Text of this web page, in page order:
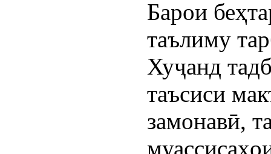
Барои
таълиму
Хуҷанд
таъсиси
замонавӣ,